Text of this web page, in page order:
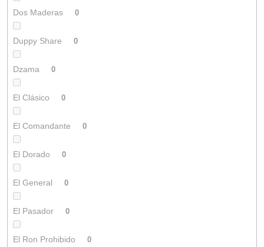
Dos Maderas 0
Duppy Share 0
Dzama 0
El Clásico 0
El Comandante 0
El Dorado 0
El General 0
El Pasador 0
El Ron Prohibido 0